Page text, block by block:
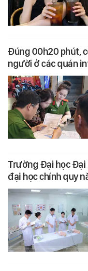
Đúng 00h20 phút,
người ở các quán
Trường Đại học Đại
đại học chính quy